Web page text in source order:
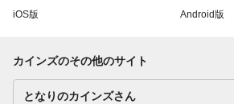
iOS版 Android版
カインズのその他のサイト
となりのカインズさん